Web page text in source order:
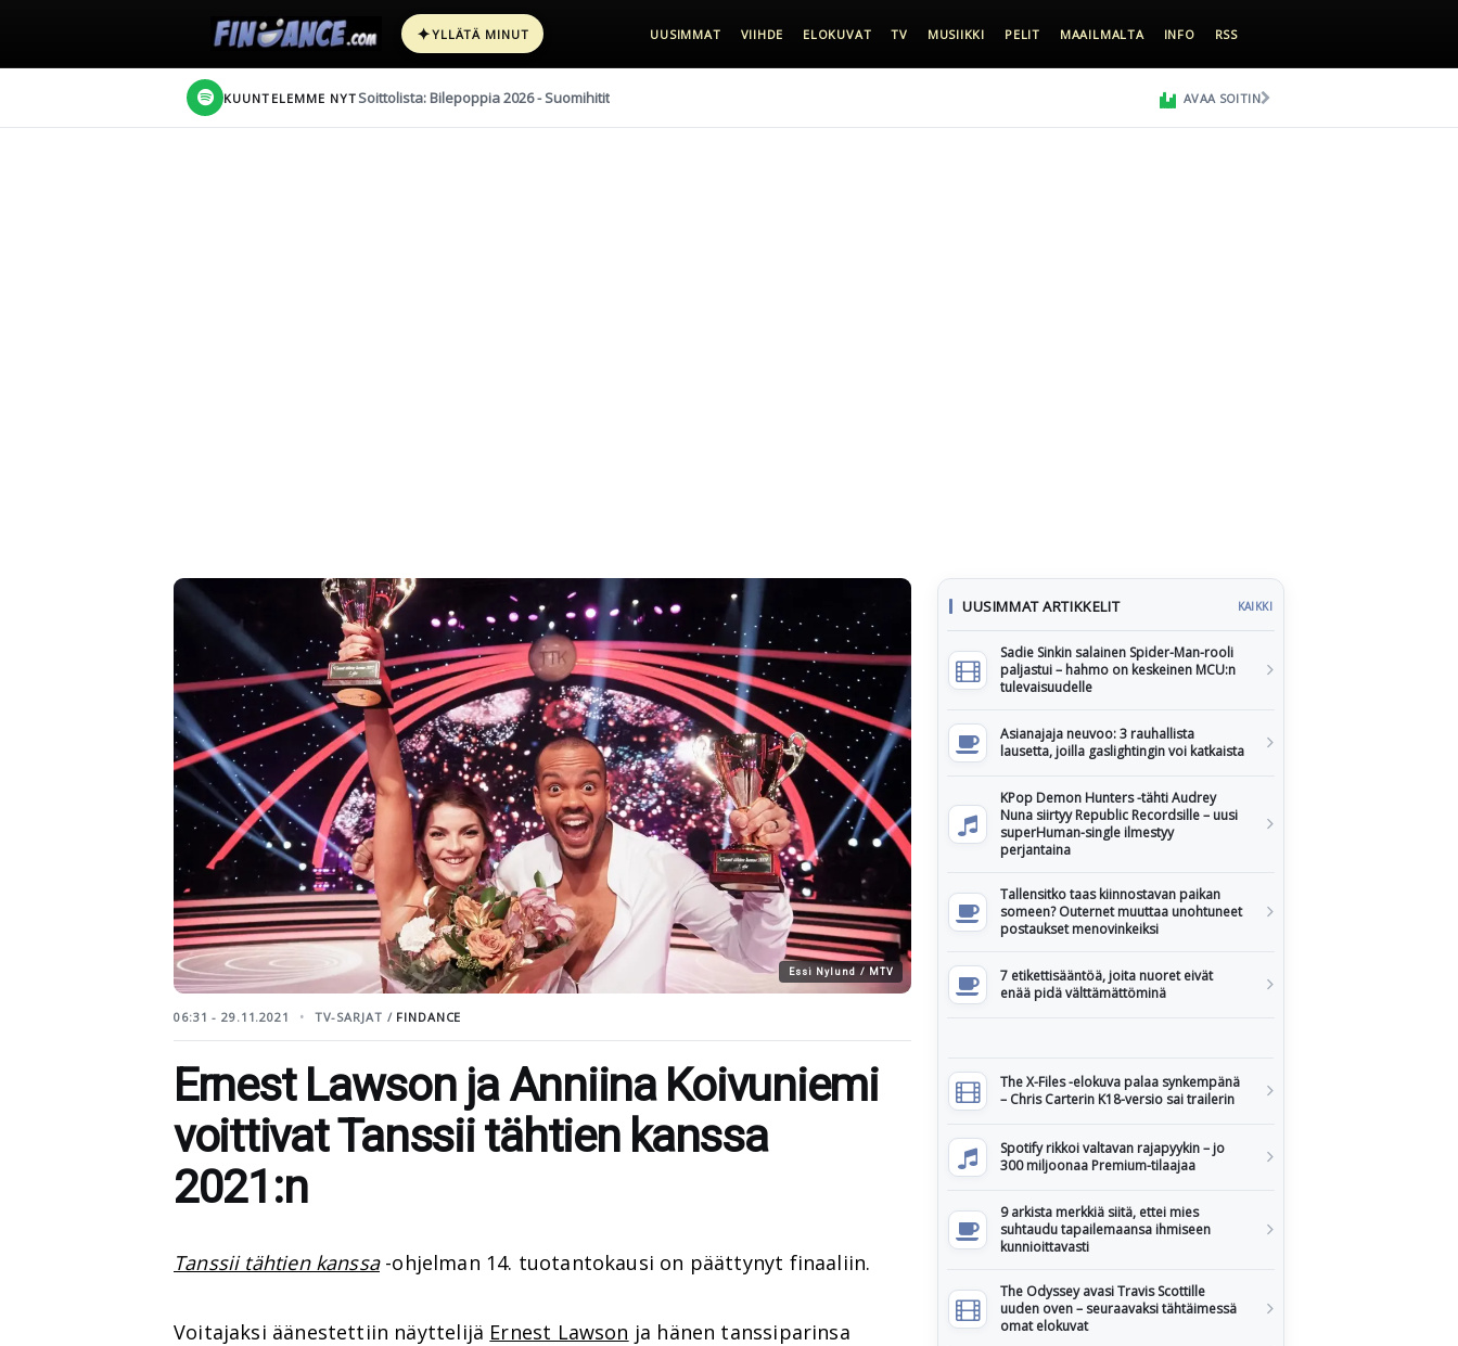
✦YLLÄTÄ MINUT UUSIMMAT VIIHDE ELOKUVAT TV MUSIIKKI PELIT MAAILMALTA INFO RSS
KUUNTELEMME NYT Soittolista: Bilepoppia 2026 - Suomihitit AVAA SOITIN
Essi Nylund / MTV
06:31 - 29.11.2021 TV-SARJAT / FINDANCE
Ernest Lawson ja Anniina Koivuniemi
voittivat Tanssii tähtien kanssa
2021:n
Tanssii tähtien kanssa-ohjelman 14. tuotantokausi on päättynyt finaaliin.
Voitajaksi äänestettiin näyttelijä Ernest Lawson ja hänen tanssiparinsa
UUSIMMAT ARTIKKELIT KAIKKI
Sadie Sinkin salainen Spider-Man-rooli
paljastui – hahmo on keskeinen MCU:n
tulevaisuudelle
Asianajaja neuvoo: 3 rauhallista
lausetta, joilla gaslightingin voi katkaista
KPop Demon Hunters -tähti Audrey
Nuna siirtyy Republic Recordsille – uusi
superHuman-single ilmestyy
perjantaina
Tallensitko taas kiinnostavan paikan
someen? Outernet muuttaa unohtuneet
postaukset menovinkeiksi
7 etikettisääntöä, joita nuoret eivät
enää pidä välttämättöminä
The X-Files -elokuva palaa synkempänä
– Chris Carterin K18-versio sai trailerin
Spotify rikkoi valtavan rajapyykin – jo
300 miljoonaa Premium-tilaajaa
9 arkista merkkiä siitä, ettei mies
suhtaudu tapailemaansa ihmiseen
kunnioittavasti
The Odyssey avasi Travis Scottille
uuden oven – seuraavaksi tähtäimessä
omat elokuvat